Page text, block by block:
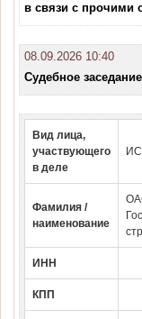
в связи с прочими
08.09.2026 10:40
Судебное заседание
Вид лица,
участвующего
в деле
Фамилия /
наименование
ИНН
КПП